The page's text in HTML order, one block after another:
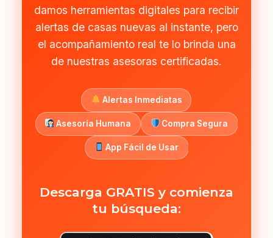
damos herramientas digitales para recibir
alertas de casas nuevas al instante, pero
el acompañamiento real te lo brinda una
de nuestras asesoras certificadas.
Alertas Inmediatas
Asesoría Humana Compra Segura
App Fácil de Usar
Descarga GRATIS y comienza
tu búsqueda: